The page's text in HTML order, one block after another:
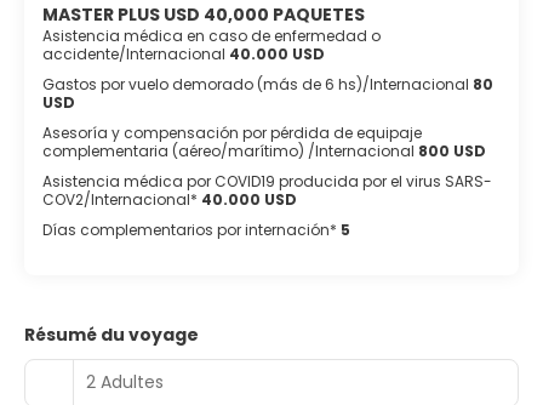
MASTER PLUS USD 40,000 PAQUETES
Asistencia médica en caso de enfermedad o
accidente/Internacional 40.000 USD
Gastos por vuelo demorado (más de 6 hs)/Internacional 80
USD
Asesoría y compensación por pérdida de equipaje
complementaria (aéreo/marítimo) /Internacional 800 USD
Asistencia médica por COVID19 producida por el virus SARS-
COV2/Internacional* 40.000 USD
Días complementarios por internación* 5
Résumé du voyage
2 Adultes